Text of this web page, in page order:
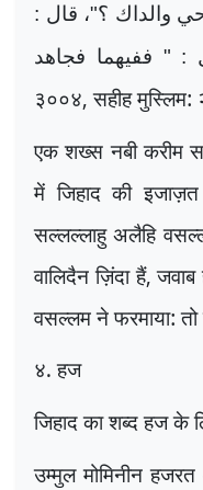
والداك ؟"، قال :
: " ففيهما فجاهد
३००४,सहीह
एक शख्स नबी करीम
में जिहाद की
सल्लल्लाहु अलैहि
वालिदैन ज़िंदा हैं,
वसल्लम ने फरमाया:
४. हज
जिहाद का शब्द हज के
उम्मुल मोमिनीन